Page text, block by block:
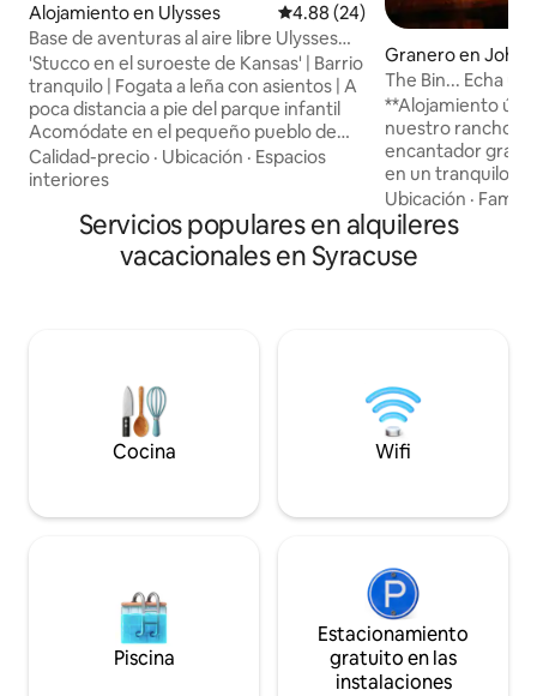
Alojamiento en Ulysses Calificación promedio: 4.88 de
4.88 (24)
Base de aventuras al aire libre Ulysses
con patio cercado
'Stucco en el suroeste de Kansas' | Barrio
tranquilo | Fogata a leña con asientos | A
poca distancia a pie del parque infantil
Acomódate en el pequeño pueblo de
Kansas en este alojamiento vacacional
Ulysses, diseñado para estancias
relajado. Pasa tus días explorando el
Camino de Santa Fe o conduciendo
hasta el Parque Estatal Lake Scott para
La aventura te llama: elige tus fechas y
reserva hoy mismo.
Calidad-precio · Ubicación · Espacios
interiores
Granero en
The Bin... Echa
acogedor rancho.
**Alojamiento
nuestro rancho** Escápate a nuestro
encantador
en un tranquilo
vistas
desde la ventana
interior,
cama tamaño
aventureros
escapada
experiencia única
Ubicación ·
Servicios populares en alquileres
vacacionales en Syracuse
Cocina Wifi
Piscina
Estacionamiento
gratuito en las
instalaciones